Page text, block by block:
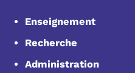
Enseignement
Recherche
Administration